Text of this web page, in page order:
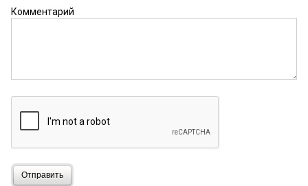
Комментарий
Отправить